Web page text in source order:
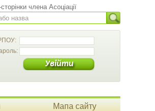
члена Асоціації
Мапа сайту